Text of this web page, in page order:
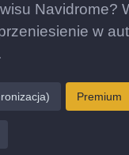
Navidrome?
w
Premium